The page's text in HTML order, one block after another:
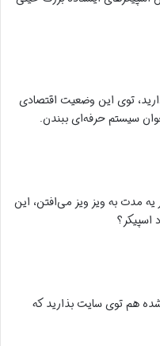
توی این وضعیت اقتصادی
سیستم حرفه‌ای ببندن.
مدت به ویز ویز می‌افتن، این
اسپیکر؟
هم توی سایت بذارید که